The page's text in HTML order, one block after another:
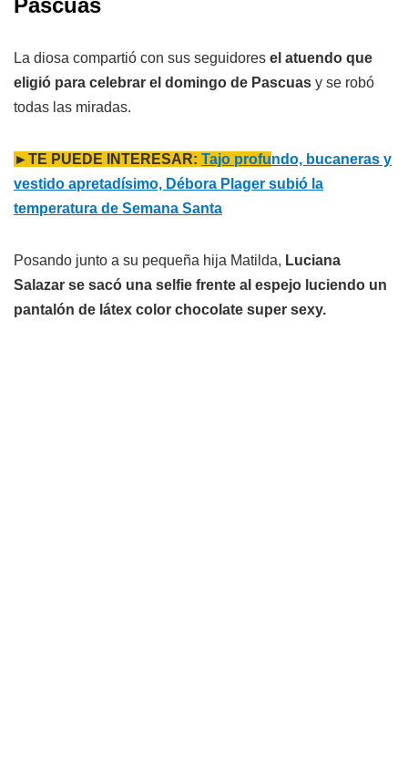
La diosa compartió con sus seguidores el atuendo que
eligió para celebrar el domingo de Pascuas y se robó
todas las miradas.
►TE PUEDE INTERESAR: Tajo profundo, bucaneras y
vestido apretadísimo, Débora Plager subió la
temperatura de Semana Santa
Posando junto a su pequeña hija Matilda, Luciana
Salazar se sacó una selfie frente al espejo luciendo un
pantalón de látex color chocolate super sexy.